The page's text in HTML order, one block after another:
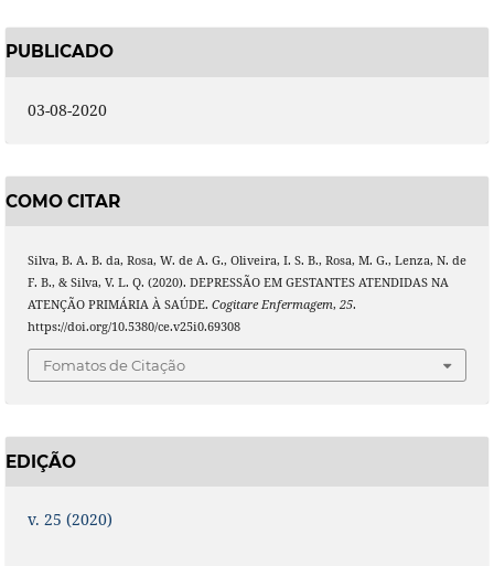
PUBLICADO
03-08-2020
COMO CITAR
Silva, B. A. B. da, Rosa, W. de A. G., Oliveira, I. S. B., Rosa, M. G., Lenza, N. de
F. B., & Silva, V. L. Q. (2020). DEPRESSÃO EM GESTANTES ATENDIDAS NA
ATENÇÃO PRIMÁRIA À SAÚDE. Cogitare Enfermagem, 25.
https://doi.org/10.5380/ce.v25i0.69308
Fomatos de Citação
EDIÇÃO
v. 25 (2020)